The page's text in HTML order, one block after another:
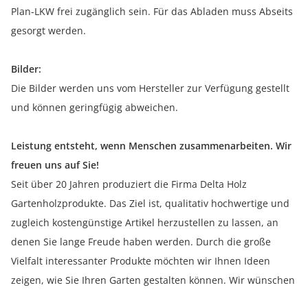
Plan-LKW frei zugänglich sein. Für das Abladen muss Abseits
gesorgt werden.
Bilder:
Die Bilder werden uns vom Hersteller zur Verfügung gestellt
und können geringfügig abweichen.
Leistung entsteht, wenn Menschen zusammenarbeiten. Wir
freuen uns auf Sie!
Seit über 20 Jahren produziert die Firma Delta Holz
Gartenholzprodukte. Das Ziel ist, qualitativ hochwertige und
zugleich kostengünstige Artikel herzustellen zu lassen, an
denen Sie lange Freude haben werden. Durch die große
Vielfalt interessanter Produkte möchten wir Ihnen Ideen
zeigen, wie Sie Ihren Garten gestalten können. Wir wünschen